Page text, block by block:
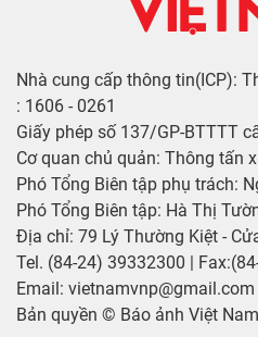
Nhà cung cấp thông tin(ICP):
: 1606 - 0261
Giấy phép số 137/GP-BTTTT
Cơ quan chủ quản: Thông tấn
Phó Tổng Biên tập phụ trách:
Phó Tổng Biên tập: Hà Thị
Địa chỉ: 79 Lý Thường Kiệt -
Tel. (84-24) 39332300 |
Email: vietnamvnp@gmail.com
Bản quyền © Báo ảnh Việt Nam